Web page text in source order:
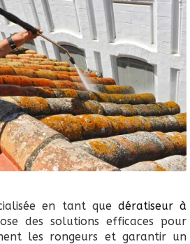
en tant que dératiseur à
des solutions efficaces pour
les rongeurs et garantir un